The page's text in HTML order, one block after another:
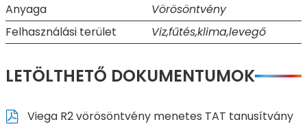
Anyaga
Vörösöntvény
Felhasználási terület
Viz,fűtés,klima,levegő
LETÖLTHETŐ DOKUMENTUMOK
Viega R2 vörösöntvény menetes TAT tanusítvány